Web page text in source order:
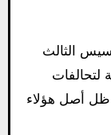
الثالث
لتحالفات
ظل أصل هؤلاء